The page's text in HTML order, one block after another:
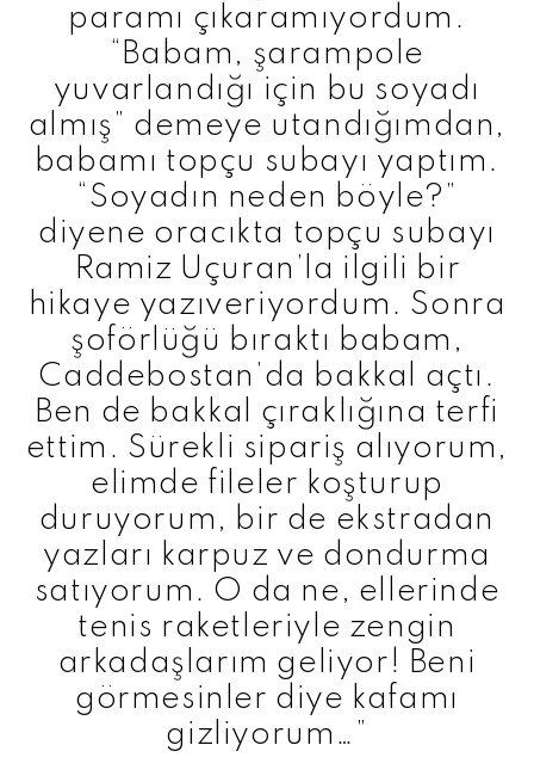
paramı çıkaramıyordum.
“Babam, şarampole
yuvarlandığı için bu soyadı
almış” demeye utandığımdan,
babamı topçu subayı yaptım.
“Soyadın neden böyle?”
diyene oracıkta topçu subayı
Ramiz Uçuran’la ilgili bir
hikaye yazıveriyordum. Sonra
şoförlüğü bıraktı babam,
Caddebostan’da bakkal açtı.
Ben de bakkal çıraklığına terfi
ettim. Sürekli sipariş alıyorum,
elimde fileler koşturup
duruyorum, bir de ekstradan
yazları karpuz ve dondurma
satıyorum. O da ne, ellerinde
tenis raketleriyle zengin
arkadaşlarım geliyor! Beni
görmesinler diye kafamı
gizliyorum…”